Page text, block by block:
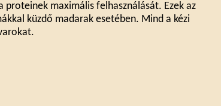
maximális felhasználását. Ezek az
küzdő madarak esetében. Mind a kézi